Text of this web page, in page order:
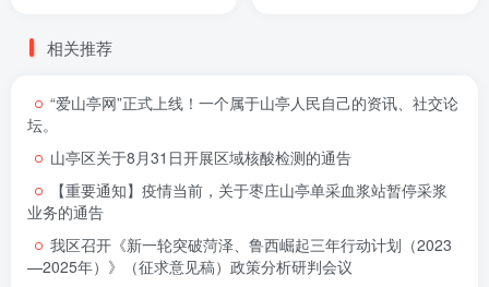
相关推荐
“爱山亭网”正式上线！一个属于山亭人民自己的资讯、社交论
坛。
山亭区关于8月31日开展区域核酸检测的通告
【重要通知】疫情当前，关于枣庄山亭单采血浆站暂停采浆
业务的通告
我区召开《新一轮突破菏泽、鲁西崛起三年行动计划（2023
—2025年）》（征求意见稿）政策分析研判会议